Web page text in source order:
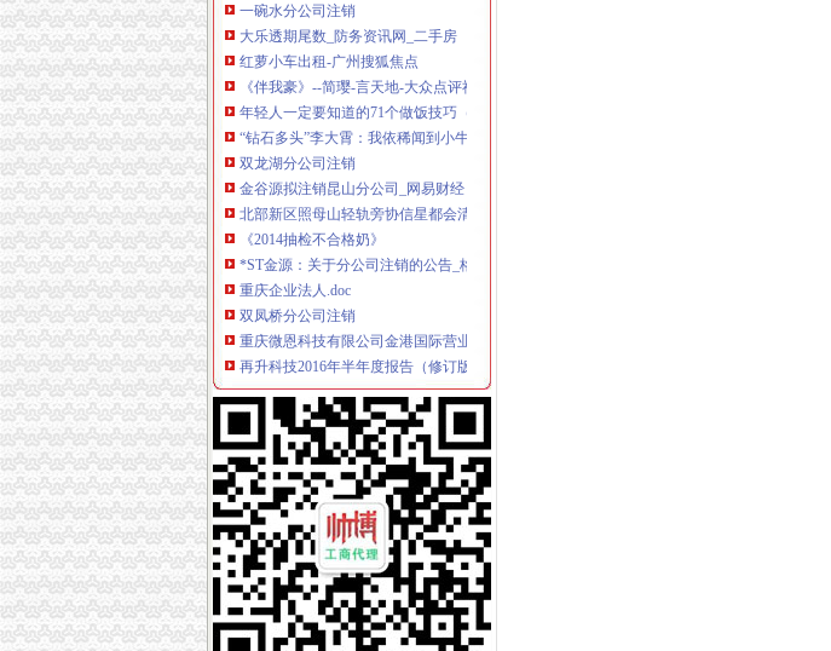
大乐透期尾数_防务资讯网_二手房
红萝小车出租-广州搜狐焦点
《伴我豪》--简璎-言天地-大众点评社区
年轻人一定要知道的71个做饭技巧（很实用噢）（转）-上海搜狐焦点
“钻石多头”李大霄：我依稀闻到小牛的味道-财经频道-多赢财富网
双龙湖分公司注销
金谷源拟注销昆山分公司_网易财经
北部新区照母山轻轨旁协信星都会清水三房朝中庭住家安静,重庆渝
《2014抽检不合格奶》
*ST金源：关于分公司注销的公告_格控股（000408）股吧_东方财富
重庆企业法人.doc
双凤桥分公司注销
重庆微恩科技有限公司金港国际营业厅联系方式_信用报告_工商信息-
再升科技2016年半年度报告（修订版）
[收购]奥佳：关于公司收购AITSUSInc.、AirInternationalThermal(
重庆再升科技股份有限公司2014年年度股东大会会--新闻频道-大智慧
重庆华瑞建筑工程设备租赁有限公司_【电话地址_招聘信息_注册信息_
两路分公司注销
简易注销彰显商事制度改革决心-嘉兴频道-浙江在线
嘉兴公司注销桐乡公司转让两者有什么关联-爱喇叭网
将被集团注销晋中南铁路煤销公司外部股东清仓-股票频道-金融界
聚生网管远程开机、关机、重启、注销插件正式上市！_网易数码
新民晚报公司注销公告声明如何办理？_其它类栏目_机电之家网
龙溪分公司注销
天龙养殖公司诉龙溪水力发电站损害赔偿案-110法律咨询网
磐安县工商行政管理局吊销营业执照公告（一）-磐安县人民门户